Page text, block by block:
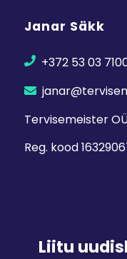
Janar Säkk
+372 53 03
Tervisemeister
Reg. kood
Liitu